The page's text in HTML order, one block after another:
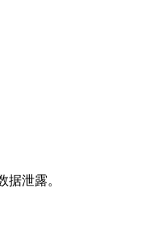
据泄露。